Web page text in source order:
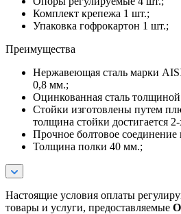
Комплект крепежа 1 шт.;
Упаковка гофрокартон 1 шт.;
Преимущества
Нержавеющая сталь марки
0,8 мм.;
Оцинкованная сталь
Стойки изготовлены путем
толщина стойки достигается
Прочное болтовое соединение
Толщина полки 40 мм.;
Настоящие условия оплаты
товары и услуги, предоставляемые